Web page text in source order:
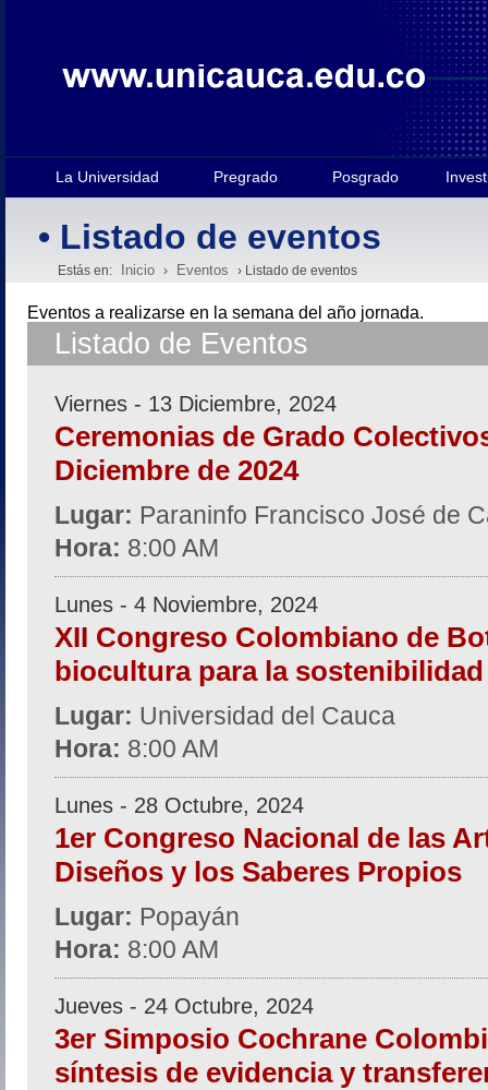
La Universidad Pregrado Posgrado
• Listado de eventos
Estás en: Inicio › Eventos › Listado de eventos
Eventos a realizarse en la semana del año jornada.
Listado de Eventos
Viernes - 13 Diciembre, 2024
Ceremonias de Grado
Diciembre de 2024
Lugar: Paraninfo Francisco José de
Hora: 8:00 AM
Lunes - 4 Noviembre, 2024
XII Congreso Colombiano de
biocultura para la
Lugar: Universidad del Cauca
Hora: 8:00 AM
Lunes - 28 Octubre, 2024
1er Congreso Nacional de las
Diseños y los Saberes Propios
Lugar: Popayán
Hora: 8:00 AM
Jueves - 24 Octubre, 2024
3er Simposio Cochrane
síntesis de evidencia y